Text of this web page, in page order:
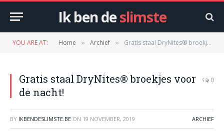
Ik ben deslimste
YOU ARE AT: Home » Archief » Gratis staal DryNites® broekjes voor de nacht!
Gratis staal DryNites® broekjes voor
de nacht!
0
BY IKBENDESLIMSTE.BE ON 19 NOVEMBER, 2019 ARCHIEF